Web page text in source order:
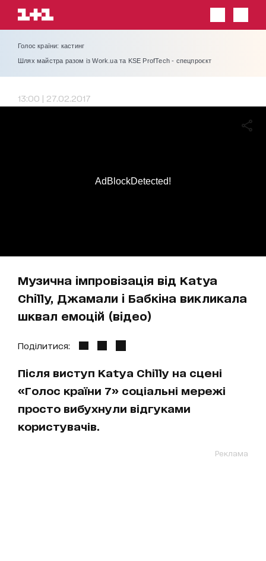
Голос країни: кастинг
Шлях майстра разом із Work.ua та KSE ProfTech - спецпроєкт
13:00 | 27.02.2017
Музична імпровізація від Katya
Chilly, Джамали і Бабкіна викликала
шквал емоцій (відео)
AdBlockDetected!
Поділитися:
Після виступ Katya Chilly на сцені
«Голос країни 7» соціальні мережі
просто вибухнули відгуками
користувачів.
Реклама